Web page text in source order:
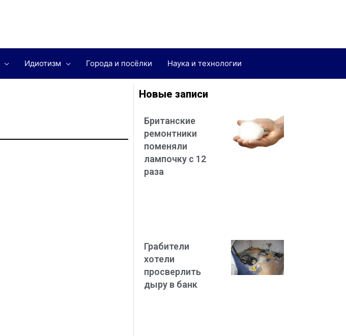
Идиотизм Города и посёлки Наука и технологии
Новые записи
Британские
ремонтники
поменяли
лампочку с 12
раза
Грабители
хотели
просверлить
дыру в банк